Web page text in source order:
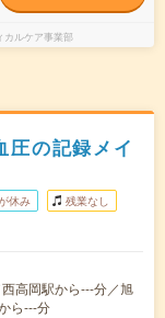
ルケア事業部
の記録メイ
休み 残業なし
高岡駅から---分／旭
ら---分